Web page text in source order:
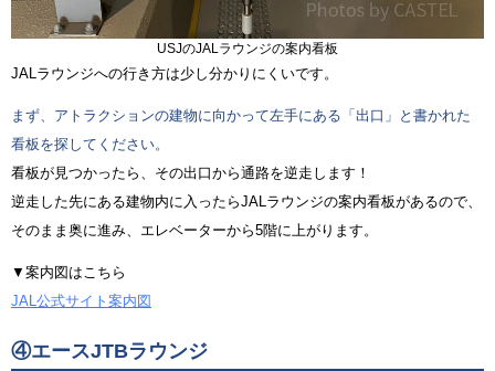
USJのJALラウンジの案内看板
JALラウンジへの行き方は少し分かりにくいです。
まず、アトラクションの建物に向かって左手にある「出口」と書かれた
看板を探してください。
看板が見つかったら、その出口から通路を逆走します！
逆走した先にある建物内に入ったらJALラウンジの案内看板があるので、
そのまま奥に進み、エレベーターから5階に上がります。
▼案内図はこちら
JAL公式サイト案内図
④エースJTBラウンジ